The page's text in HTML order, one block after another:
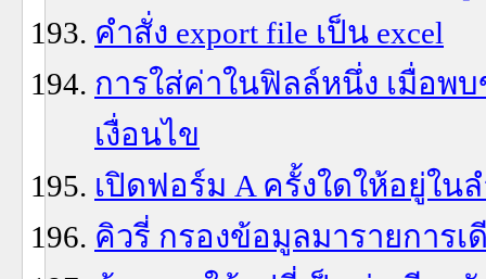
คำสั่ง export file เป็น excel
การใส่ค่าในฟิลล์หนึ่ง เมื่อ
เงื่อนไข
เปิดฟอร์ม A ครั้งใดให้อยู่ใน
คิวรี่ กรองข้อมูลมารายการเ